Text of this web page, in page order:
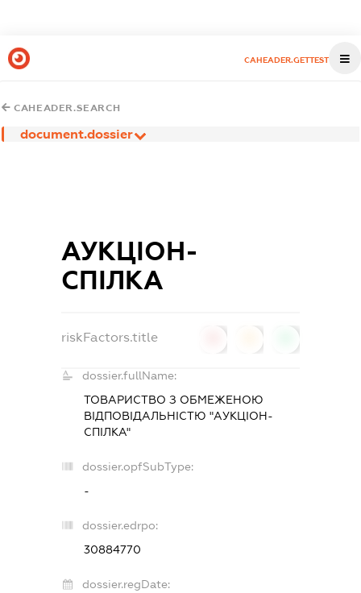
CAHEADER.GETTEST
CAHEADER.SEARCH
document.dossier
АУКЦІОН-
СПІЛКА
riskFactors.title
dossier.fullName:
ТОВАРИСТВО З ОБМЕЖЕНОЮ
ВІДПОВІДАЛЬНІСТЮ "АУКЦІОН-
СПІЛКА"
dossier.opfSubType:
-
dossier.edrpo:
30884770
dossier.regDate: